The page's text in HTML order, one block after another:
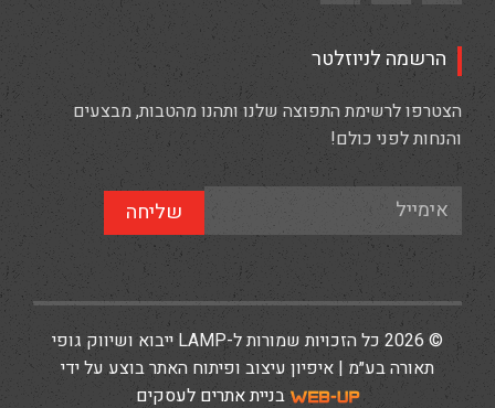
הרשמה לניוזלטר
הצטרפו לרשימת התפוצה שלנו ותהנו מהטבות, מבצעים
והנחות לפני כולם!
שליחה
© 2026 כל הזכויות שמורות ל-LAMP ייבוא ושיווק גופי
תאורה בע״מ | איפיון עיצוב ופיתוח האתר בוצע על ידי
בניית אתרים לעסקים